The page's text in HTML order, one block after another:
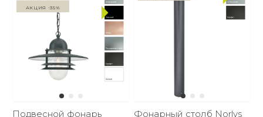
Акция -35%
Подвесной фонарь
Фонарный столб Norlys